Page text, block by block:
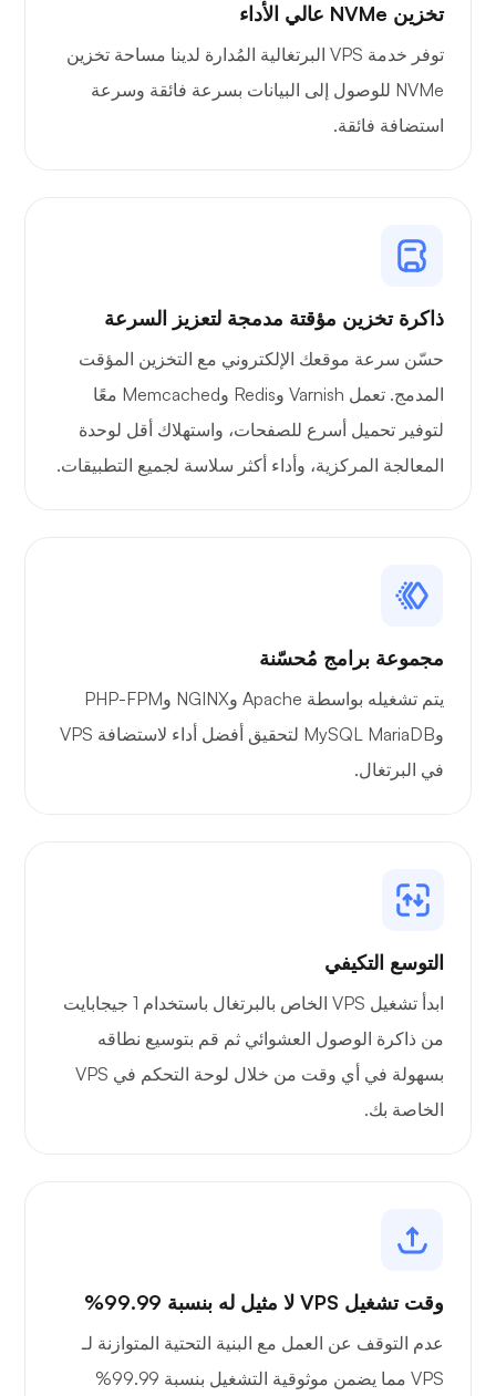
وايرغارد
يتعجب
تخزين NVMe عالي الأداء
توفر خدمة VPS البرتغالية المُدارة لدينا مساحة تخزين
NVMe للوصول إلى البيانات بسرعة فائقة وسرعة
استضافة فائقة.
ذاكرة تخزين مؤقتة مدمجة لتعزيز السرعة
حسّن سرعة موقعك الإلكتروني مع التخزين المؤقت
المدمج. تعمل Varnish وRedis وMemcached معًا
لتوفير تحميل أسرع للصفحات، واستهلاك أقل لوحدة
المعالجة المركزية، وأداء أكثر سلاسة لجميع التطبيقات.
مجموعة برامج مُحسّنة
يتم تشغيله بواسطة Apache وNGINX وPHP-FPM
وMySQL MariaDB لتحقيق أفضل أداء لاستضافة VPS
في البرتغال.
التوسع التكيفي
ابدأ تشغيل VPS الخاص بالبرتغال باستخدام 1 جيجابايت
من ذاكرة الوصول العشوائي ثم قم بتوسيع نطاقه
بسهولة في أي وقت من خلال لوحة التحكم في VPS
الخاصة بك.
وقت تشغيل VPS لا مثيل له بنسبة 99.99%
عدم التوقف عن العمل مع البنية التحتية المتوازنة لـ
VPS مما يضمن موثوقية التشغيل بنسبة 99.99%